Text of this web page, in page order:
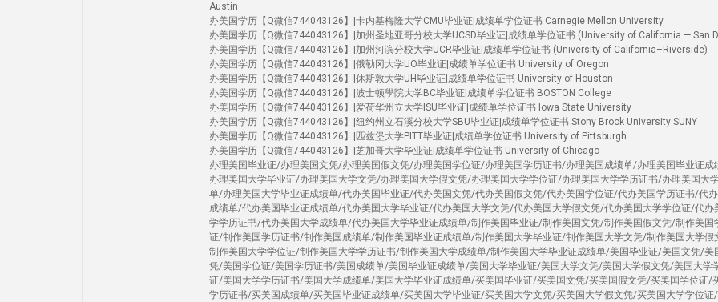
Austin
办美国学历【Q微信744043126】|卡内基梅隆大学CMU毕业证|成绩单学位证书 Carnegie Mellon University
办美国学历【Q微信744043126】|加州圣地亚哥分校大学UCSD毕业证|成绩单学位证书 (University of California — San
办美国学历【Q微信744043126】|加州河滨分校大学UCR毕业证|成绩单学位证书 (University of California–Riverside)
办美国学历【Q微信744043126】|俄勒冈大学UO毕业证|成绩单学位证书 University of Oregon
办美国学历【Q微信744043126】|休斯敦大学UH毕业证|成绩单学位证书 University of Houston
办美国学历【Q微信744043126】|波士顿學院大学BC毕业证|成绩单学位证书 BOSTON College
办美国学历【Q微信744043126】|爱荷华州立大学ISU毕业证|成绩单学位证书 Iowa State University
办美国学历【Q微信744043126】|纽约州立石溪分校大学SBU毕业证|成绩单学位证书 Stony Brook University SUNY
办美国学历【Q微信744043126】|匹兹堡大学PITT毕业证|成绩单学位证书 University of Pittsburgh
办美国学历【Q微信744043126】|芝加哥大学毕业证|成绩单学位证书 University of Chicago
办理美国毕业证/办理美国文凭/办理美国假文凭/办理美国学位证/办理美国学历证书/办理美国成绩单/办理美国毕业证成
办理美国大学毕业证/办理美国大学文凭/办理美国大学假文凭/办理美国大学学位证/办理美国大学学历证书/办理美国大
单/办理美国大学毕业证成绩单/代办美国毕业证/代办美国文凭/代办美国假文凭/代办美国学位证/代办美国学历证书/代
成绩单/代办美国毕业证成绩单/代办美国大学毕业证/代办美国大学文凭/代办美国大学假文凭/代办美国大学学位证/代办
学学历证书/代办美国大学成绩单/代办美国大学毕业证成绩单/制作美国毕业证/制作美国文凭/制作美国假文凭/制作美国
证/制作美国学历证书/制作美国成绩单/制作美国毕业证成绩单/制作美国大学毕业证/制作美国大学文凭/制作美国大学假
制作美国大学学位证/制作美国大学学历证书/制作美国大学成绩单/制作美国大学毕业证成绩单/美国毕业证/美国文凭/美
凭/美国学位证/美国学历证书/美国成绩单/美国毕业证成绩单/美国大学毕业证/美国大学文凭/美国大学假文凭/美国大学
证/美国大学学历证书/美国大学成绩单/美国大学毕业证成绩单/买美国毕业证/买美国文凭/买美国假文凭/买美国学位证/
学历证书/买美国成绩单/买美国毕业证成绩单/买美国大学毕业证/买美国大学文凭/买美国大学假文凭/买美国大学学位证